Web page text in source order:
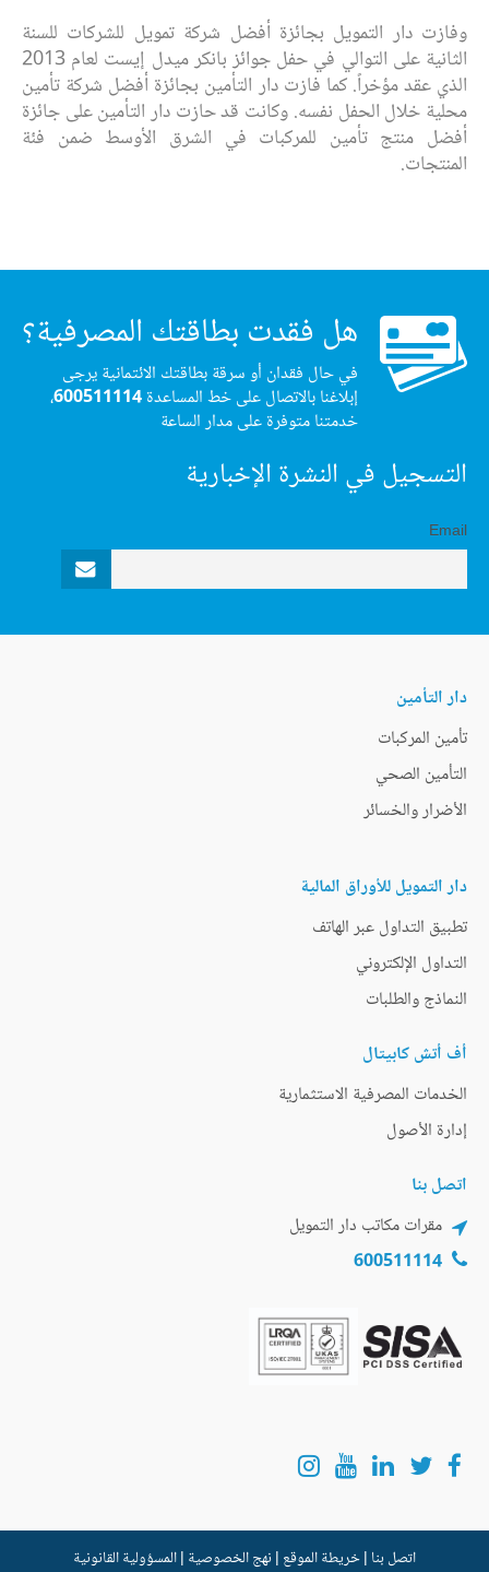
وفازت دار التمويل بجائزة أفضل شركة تمويل للشركات للسنة
الثانية على التوالي في حفل جوائز بانكر ميدل إيست لعام 2013
الذي عقد مؤخراً. كما فازت دار التأمين بجائزة أفضل شركة تأمين
محلية خلال الحفل نفسه. وكانت قد حازت دار التأمين على جائزة
أفضل منتج تأمين للمركبات في الشرق الأوسط ضمن فئة
المنتجات.
هل فقدت بطاقتك المصرفية؟
في حال فقدان أو سرقة بطاقتك الائتمانية يرجى
إبلاغنا بالاتصال على خط المساعدة600511114،
خدمتنا متوفرة على مدار الساعة
التسجيل في النشرة الإخبارية
Email
دار التأمين
تأمين المركبات
التأمين الصحي
الأضرار والخسائر
دار التمويل للأوراق المالية
تطبيق التداول عبر الهاتف
التداول الإلكتروني
النماذج والطلبات
أف أتش كابيتال
الخدمات المصرفية الاستثمارية
إدارة الأصول
اتصل بنا
مقرات مكاتب دار التمويل
600511114
اتصل بنا |خريطة الموقع |نهج الخصوصية |المسؤولية القانونية